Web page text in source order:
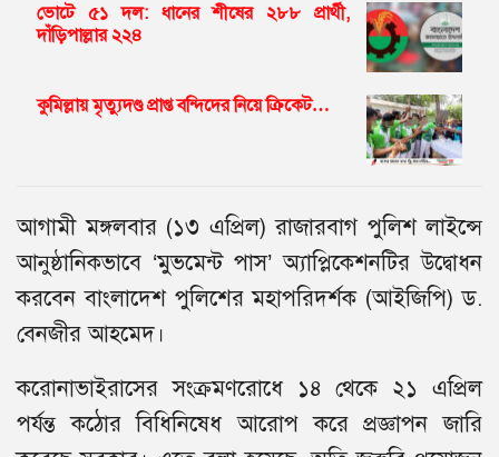
ভোটে ৫১ দল: ধানের শীষের ২৮৮ প্রার্থী,
দাঁড়িপাল্লার ২২৪
কুমিল্লায় মৃত্যুদণ্ড প্রাপ্ত বন্দিদের নিয়ে ক্রিকেট…
আগামী মঙ্গলবার (১৩ এপ্রিল) রাজারবাগ পুলিশ লাইন্সে
আনুষ্ঠানিকভাবে ‘মুভমেন্ট পাস’ অ্যাপ্লিকেশনটির উদ্বোধন
করবেন বাংলাদেশ পুলিশের মহাপরিদর্শক (আইজিপি) ড.
বেনজীর আহমেদ।
করোনাভাইরাসের সংক্রমণরোধে ১৪ থেকে ২১ এপ্রিল
পর্যন্ত কঠোর বিধিনিষেধ আরোপ করে প্রজ্ঞাপন জারি